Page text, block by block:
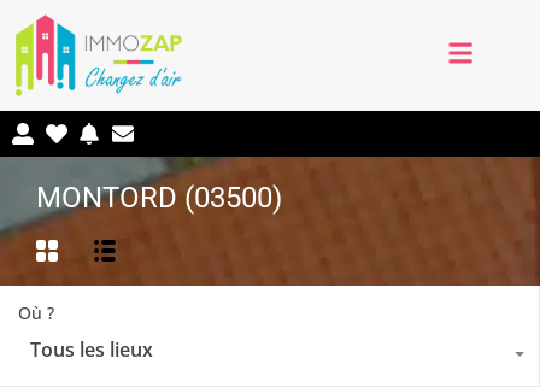
MONTORD (03500)
Où ?
Tous les lieux